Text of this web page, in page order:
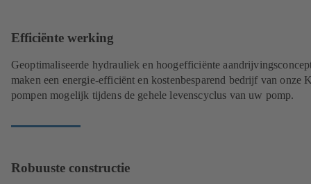
Efficiënte werking
Geoptimaliseerde hydrauliek en hoogefficiënte
maken een energie-efficiënt en kostenbesparend bedrijf van onze
pompen mogelijk tijdens de gehele levenscyclus van uw pomp.
Robuuste constructie